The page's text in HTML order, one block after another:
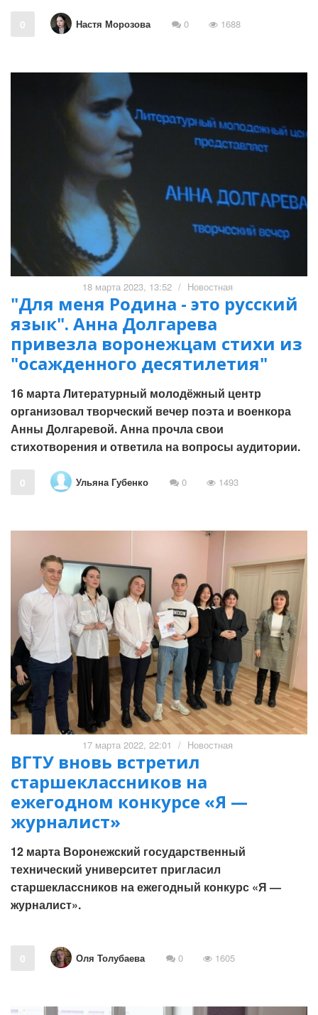
0 Настя Морозова 0 1688
18 марта 2023, 13:52 / Новостная
"Для меня Родина - это русский
язык". Анна Долгарева
привезла воронежцам стихи из
"осажденного десятилетия"
16 марта Литературный молодёжный центр
организовал творческий вечер поэта и военкора
Анны Долгаревой. Анна прочла свои
стихотворения и ответила на вопросы аудитории.
0 Ульяна Губенко 0 1493
17 марта 2022, 22:01 / Новостная
ВГТУ вновь встретил
старшеклассников на
ежегодном конкурсе «Я —
журналист»
12 марта Воронежский государственный
технический университет пригласил
старшеклассников на ежегодный конкурс «Я —
журналист».
0 Оля Толубаева 0 1605